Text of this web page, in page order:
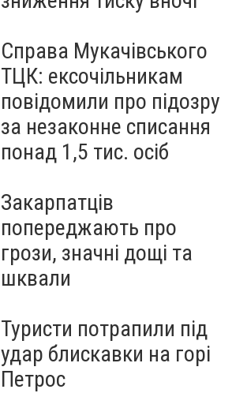
Справа Мукачівського
ТЦК: ексочільникам
повідомили про підозру
за незаконне списання
понад 1,5 тис. осіб
Закарпатців
попереджають про
грози, значні дощі та
шквали
Туристи потрапили під
удар блискавки на горі
Петрос